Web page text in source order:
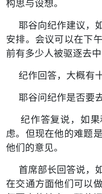
构思与设想。
耶谷向纪作建议，
安排。会议可以在下
前有多少人被驱逐去中
纪作回答，大概有十
耶谷问纪作是否要去
纪作答复说，如果
虑。但现在他的难题
他们的意见。
首席部长回答说，
在交通方面他们可以